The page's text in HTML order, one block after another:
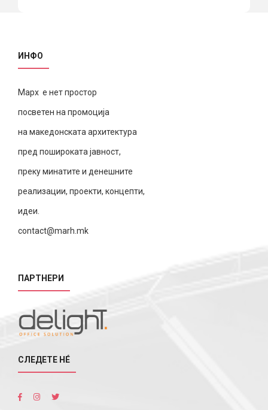
ИНФО
Марх е нет простор
посветен на промоција
на македонската архитектура
пред пошироката јавност,
преку минатите и денешните
реализации, проекти, концепти,
идеи.
contact@marh.mk
ПАРТНЕРИ
СЛЕДЕТЕ НÉ